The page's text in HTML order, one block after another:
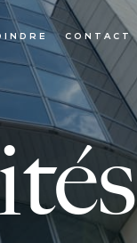
CONTACT